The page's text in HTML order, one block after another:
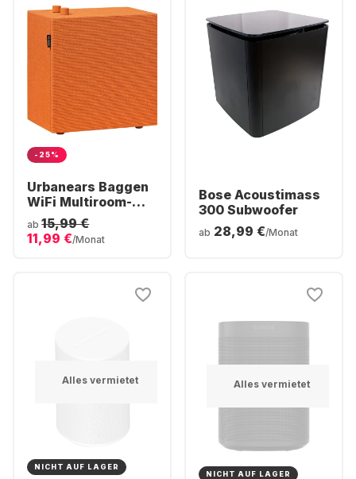
-25%
Urbanears Baggen
WiFi Multiroom-
Lautsprecher
ab 15,99 €
11,99 €/Monat
Bose Acoustimass
300 Subwoofer
ab 28,99 €/Monat
Alles vermietet
NICHT AUF LAGER
Alles vermietet
NICHT AUF LAGER